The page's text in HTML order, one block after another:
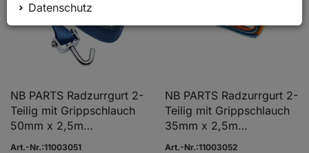
NB PARTS Radzurrgurt 2-
Teilig mit Grippschlauch
50mm x 2,5m
2500/5000daN
Art.-Nr.:11003051
NB PARTS Radzurrgurt 2-
Teilig mit Grippschlauch
35mm x 2,5m
1500/3000daN
Art.-Nr.:11003052
Datenschutz